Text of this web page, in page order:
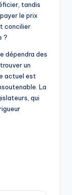
tandis
le prix
concilier
?
dépendra des
un
actuel est
La
qui